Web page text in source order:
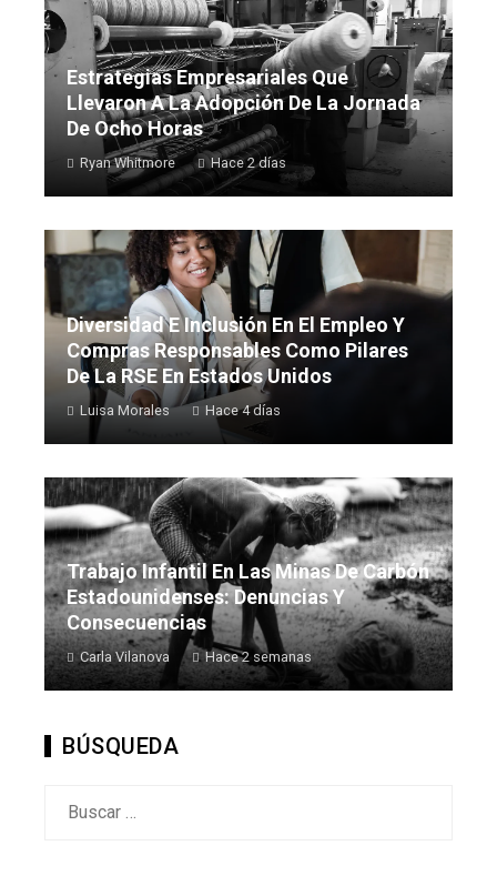
Estrategias Empresariales Que
Llevaron A La Adopción De La Jornada
De Ocho Horas
Ryan Whitmore Hace 2 días
Diversidad E Inclusión En El Empleo Y
Compras Responsables Como Pilares
De La RSE En Estados Unidos
Luisa Morales Hace 4 días
Trabajo Infantil En Las Minas De Carbón
Estadounidenses: Denuncias Y
Consecuencias
Carla Vilanova Hace 2 semanas
BÚSQUEDA